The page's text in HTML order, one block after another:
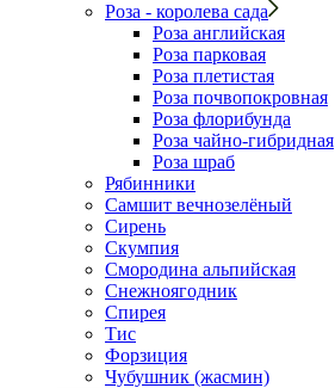
Роза - королева сада
Роза английская
Роза парковая
Роза плетистая
Роза почвопокровная
Роза флорибунда
Роза чайно-гибридная
Роза шраб
Рябинники
Самшит вечнозелёный
Сирень
Скумпия
Смородина альпийская
Снежноягодник
Спирея
Тис
Форзиция
Чубушник (жасмин)